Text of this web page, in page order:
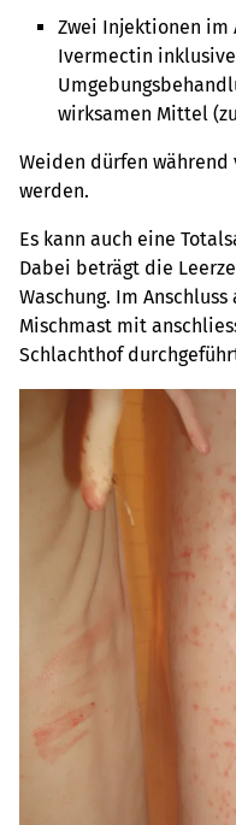
Zwei Injektionen im
Ivermectin
wirksamen Mittel
Weiden dürfen
werden.
Es kann auch eine
Dabei beträgt die
Waschung. Im
Mischmast mit
Schlachthof